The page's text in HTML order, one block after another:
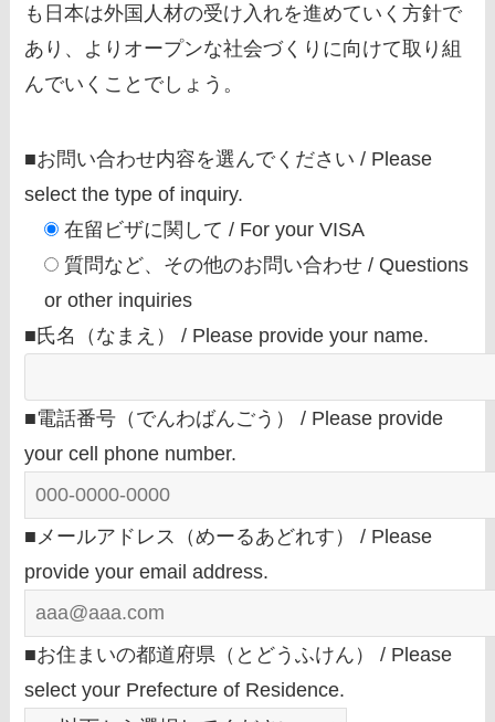
も日本は外国人材の受け入れを進めていく方針で
あり、よりオープンな社会づくりに向けて取り組
んでいくことでしょう。
■お問い合わせ内容を選んでください / Please
select the type of inquiry.
在留ビザに関して / For your VISA
質問など、その他のお問い合わせ / Questions
or other inquiries
■氏名（なまえ） / Please provide your name.
■電話番号（でんわばんごう） / Please provide
your cell phone number.
■メールアドレス（めーるあどれす） / Please
provide your email address.
■お住まいの都道府県（とどうふけん） / Please
select your Prefecture of Residence.